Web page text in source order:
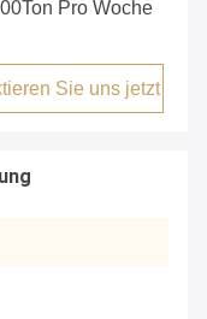
Pro Woche
Sie uns jetzt